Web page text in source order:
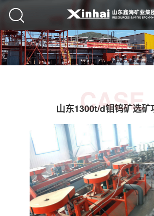
CASE
山东1300t/d钼钨矿选矿